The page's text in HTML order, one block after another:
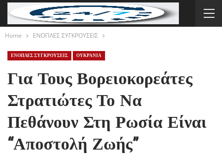
Home ΕΝΟΠΛΕΣ ΣΥΓΚΡΟΥΣΕΙΣ
ΕΝΟΠΛΕΣ ΣΥΓΚΡΟΥΣΕΙΣ ΟΥΚΡΑΝΙΑ
Για Τους Βορειοκορεάτες
Στρατιώτες Το Να
Πεθάνουν Στη Ρωσία Είναι
“αποστολή Ζωής”